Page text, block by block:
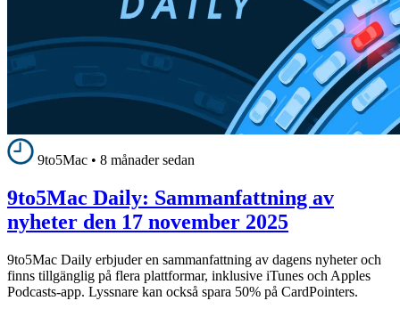
9to5Mac • 8 månader sedan
9to5Mac Daily: Sammanfattning av
nyheter den 17 november 2025
9to5Mac Daily erbjuder en sammanfattning av dagens nyheter och
finns tillgänglig på flera plattformar, inklusive iTunes och Apples
Podcasts-app. Lyssnare kan också spara 50% på CardPointers.